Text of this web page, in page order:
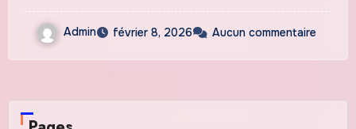
Admin février 8, 2026 Aucun commentaire